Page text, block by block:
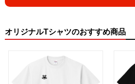
オリジナルTシャツのおすすめ商品